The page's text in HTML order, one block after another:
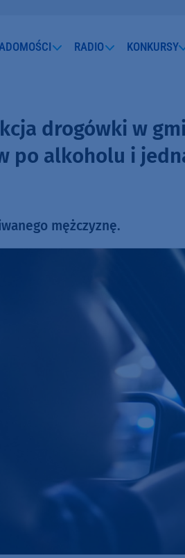
RADIO KONKURSY
drogówki w
po alkoholu i
mężczyznę.